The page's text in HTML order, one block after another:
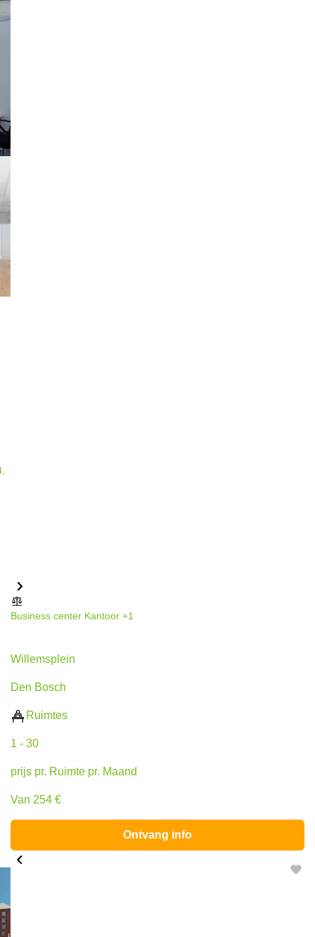
Business center Kantoor +1
Willemsplein
Den Bosch
Ruimtes
1 - 30
prijs pr. Ruimte pr. Maand
Van 254 €
Ontvang info